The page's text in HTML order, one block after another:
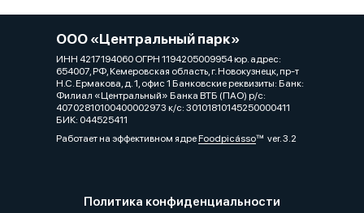
ООО «Центральный парк»
ИНН 4217194060 ОГРН 1194205009954 юр. адрес:
654007, РФ, Кемеровская область, г. Новокузнецк, пр-т
Н.С. Ермакова, д. 1, офис 1 Банковские реквизиты: Банк:
Филиал «Центральный» Банка ВТБ (ПАО) р/с:
40702810100400002973 к/с: 30101810145250000411
БИК: 044525411
Работает на эффективном ядреFoodpicássover. 3.2
Политика конфиденциальности